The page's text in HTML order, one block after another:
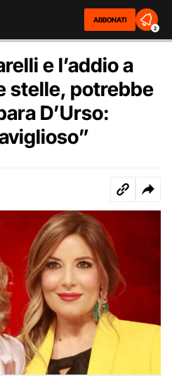
ABBONATI
2
e l’addio a
stelle, potrebbe
D’Urso: